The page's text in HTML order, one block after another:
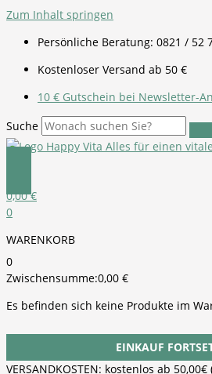
Zum Inhalt springen
Persönliche Beratung: 0821 / 52
Kostenloser Versand ab 50 €
10 € Gutschein bei Newsletter-
Suche
0,00€
0
WARENKORB
0
Zwischensumme:0,00 €
Es befinden sich keine Produkte im
EINKAUF
VERSANDKOSTEN: kostenlos ab